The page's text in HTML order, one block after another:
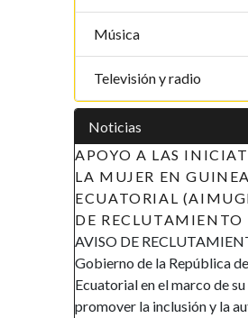
Música
Televisión y radio
Noticias
APOYO A LAS
LA MUJER EN GUINEA
ECUATORIAL
DE RECLUTAMIENTO
AVISO DE
Gobierno de la República
Ecuatorial en el marco de
promover la inclusión y la